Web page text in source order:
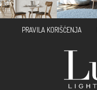
PRAVILA KORIŠĆENJA